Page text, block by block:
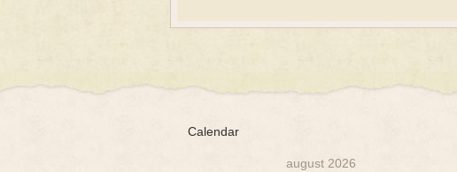
Calendar
august 2026